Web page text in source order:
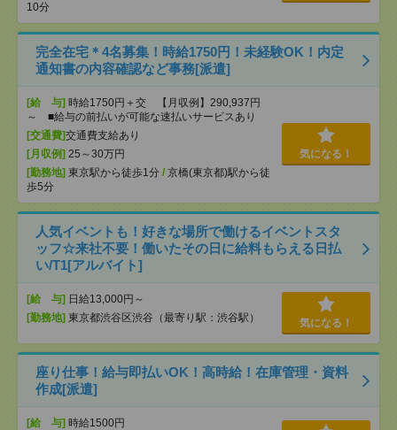
10分
完全在宅＊4名募集！時給1750円！未経験OK！内定
通知書の内容確認など事務[派遣]
[給 与] 時給1750円＋交 【月収例】290,937円
～ ■給与の前払いが可能な速払いサービスあり
[交通費]交通費支給あり
[月収例] 25～30万円
[勤務地] 東京駅から徒歩1分 / 京橋(東京都)駅から徒
歩5分
気になる！
人気イベントも！好きな場所で働けるイベントスタ
ッフ☆来社不要！働いたその日に給料もらえる日払
い/T1[アルバイト]
[給 与] 日給13,000円～
[勤務地] 東京都渋谷区渋谷（最寄り駅：渋谷駅） 気になる！
座り仕事！給与即払いOK！高時給！在庫管理・資料
作成[派遣]
[給 与] 時給1500円